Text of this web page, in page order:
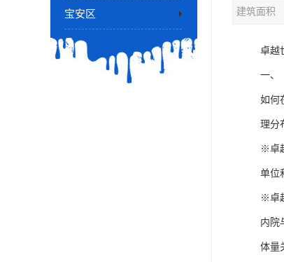
宝安区 建筑面积
卓越
一
如何
理分
※卓
单位
※卓
内院
体量